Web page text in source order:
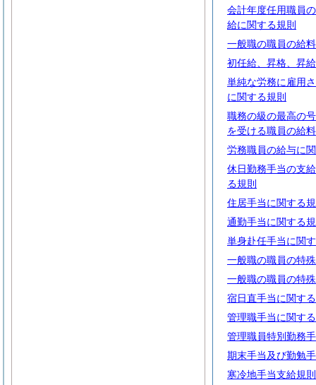
会計年度任用職員
給に関する規則
一般職の職員の給
初任給、昇格、昇
単純な労務に雇用
に関する規則
職務の級の最高の
を受ける職員の給
労務職員の給与に
休日勤務手当の支
る規則
住居手当に関する
通勤手当に関する
単身赴任手当に関
一般職の職員の特
一般職の職員の特
宿日直手当に関す
管理職手当に関す
管理職員特別勤務
期末手当及び勤勉
寒冷地手当支給規則